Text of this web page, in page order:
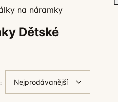
na náramky
Dětské